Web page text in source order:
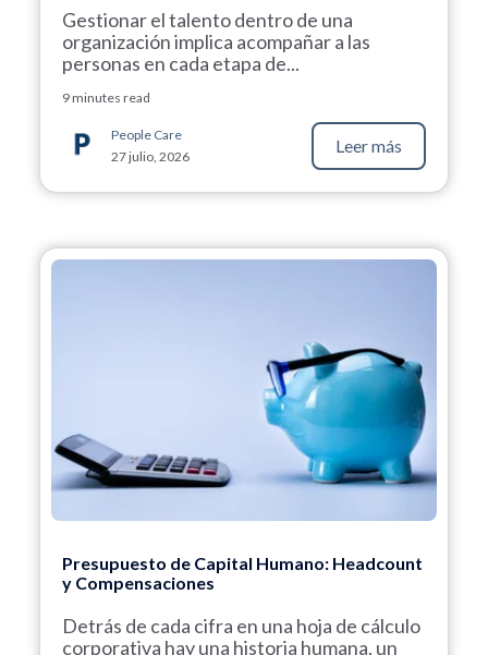
Gestionar el talento dentro de una
organización implica acompañar a las
personas en cada etapa de...
9 minutes read
People Care
27 julio, 2026
Leer más
Presupuesto de Capital Humano: Headcount
y Compensaciones
Detrás de cada cifra en una hoja de cálculo
corporativa hay una historia humana, un